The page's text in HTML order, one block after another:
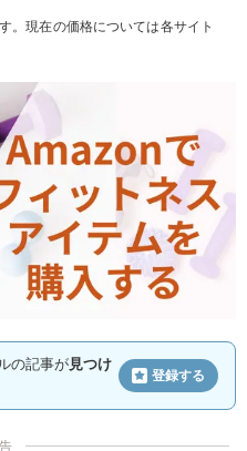
。現在の価格については各サイト
の記事が見つけ
登録する